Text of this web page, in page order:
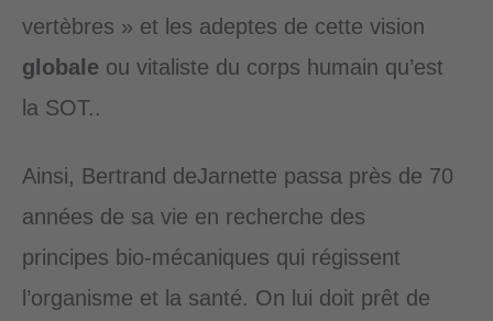
vertèbres » et les adeptes de cette vision
globale ou vitaliste du corps humain qu’est
la SOT..
Ainsi, Bertrand deJarnette passa près de 70
années de sa vie en recherche des
principes bio-mécaniques qui régissent
l’organisme et la santé. On lui doit prêt de